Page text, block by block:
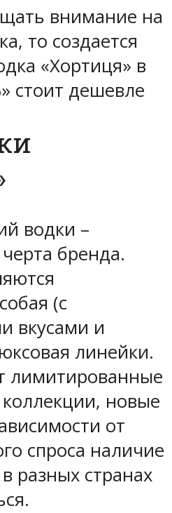
внимание на
то создается
«Хортиця» в
стоит дешевле
водки –
бренда.
(с
вкусами и
линейки.
лимитированные
новые
от
спроса наличие
разных странах